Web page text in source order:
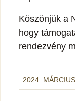
Köszönjük a
hogy
rendezvény
2024.